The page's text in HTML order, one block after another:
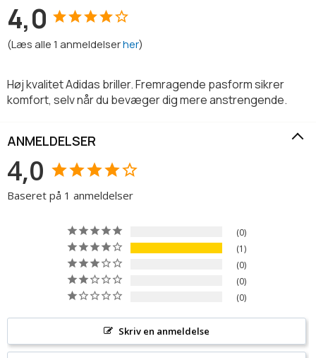
4,0
(Læs alle1 anmeldelserher)
Høj kvalitet Adidas briller. Fremragende pasform sikrer
komfort, selv når du bevæger dig mere anstrengende.
ANMELDELSER
4,0
Baseret på 1 anmeldelser
0
1
0
0
0
Skriv en anmeldelse